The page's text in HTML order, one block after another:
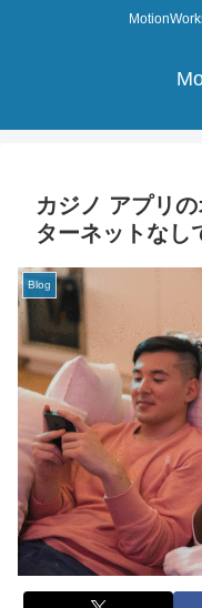
カジノ アプリ
ターネットなし
Blog